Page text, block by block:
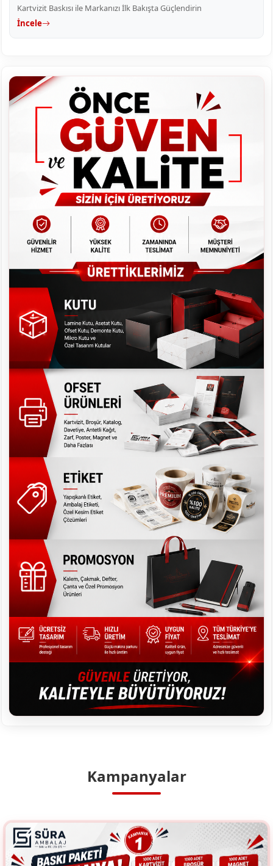
Kartvizit Baskısı ile Markanızı İlk Bakışta Güçlendirin
İncele
Kampanyalar